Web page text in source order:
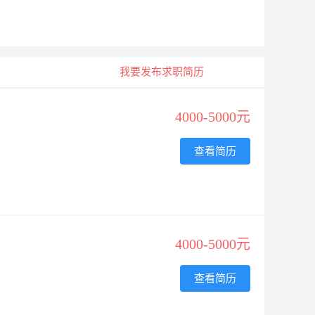
我要发布求职简历
4000-5000元
查看简历
4000-5000元
查看简历